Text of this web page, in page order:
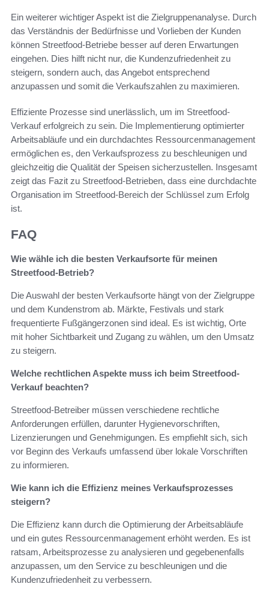
Ein weiterer wichtiger Aspekt ist die Zielgruppenanalyse. Durch
das Verständnis der Bedürfnisse und Vorlieben der Kunden
können Streetfood-Betriebe besser auf deren Erwartungen
eingehen. Dies hilft nicht nur, die Kundenzufriedenheit zu
steigern, sondern auch, das Angebot entsprechend
anzupassen und somit die Verkaufszahlen zu maximieren.
Effiziente Prozesse sind unerlässlich, um im Streetfood-
Verkauf erfolgreich zu sein. Die Implementierung optimierter
Arbeitsabläufe und ein durchdachtes Ressourcenmanagement
ermöglichen es, den Verkaufsprozess zu beschleunigen und
gleichzeitig die Qualität der Speisen sicherzustellen. Insgesamt
zeigt das Fazit zu Streetfood-Betrieben, dass eine durchdachte
Organisation im Streetfood-Bereich der Schlüssel zum Erfolg
ist.
FAQ
Wie wähle ich die besten Verkaufsorte für meinen
Streetfood-Betrieb?
Die Auswahl der besten Verkaufsorte hängt von der Zielgruppe
und dem Kundenstrom ab. Märkte, Festivals und stark
frequentierte Fußgängerzonen sind ideal. Es ist wichtig, Orte
mit hoher Sichtbarkeit und Zugang zu wählen, um den Umsatz
zu steigern.
Welche rechtlichen Aspekte muss ich beim Streetfood-
Verkauf beachten?
Streetfood-Betreiber müssen verschiedene rechtliche
Anforderungen erfüllen, darunter Hygienevorschriften,
Lizenzierungen und Genehmigungen. Es empfiehlt sich, sich
vor Beginn des Verkaufs umfassend über lokale Vorschriften
zu informieren.
Wie kann ich die Effizienz meines Verkaufsprozesses
steigern?
Die Effizienz kann durch die Optimierung der Arbeitsabläufe
und ein gutes Ressourcenmanagement erhöht werden. Es ist
ratsam, Arbeitsprozesse zu analysieren und gegebenenfalls
anzupassen, um den Service zu beschleunigen und die
Kundenzufriedenheit zu verbessern.